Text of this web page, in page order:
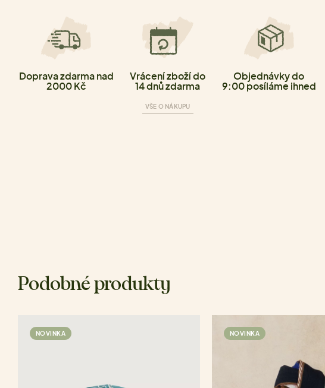
Doprava zdarma nad
2000 Kč
Vrácení zboží do
14 dnů zdarma
VŠE O NÁKUPU
Objednávky do
9:00 posíláme ihned
Podobné produkty
NOVINKA NOVINKA